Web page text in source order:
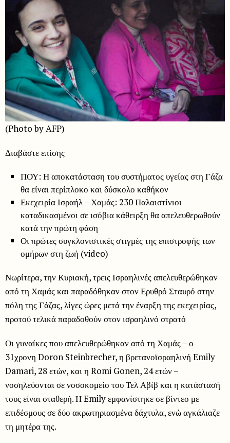
(Photo by AFP)
Διαβάστε επίσης
ΠΟΥ: Η αποκατάσταση του συστήματος υγείας στη Γάζα
θα είναι περίπλοκο και δύσκολο καθήκον
Εκεχειρία Ισραήλ – Χαμάς: 230 Παλαιστίνιοι
καταδικασμένοι σε ισόβια κάθειρξη θα απελευθερωθούν
κατά την πρώτη φάση
Οι πρώτες συγκλονιστικές στιγμές της επιστροφής των
ομήρων στη ζωή (video)
Νωρίτερα, την Κυριακή, τρεις Ισραηλινές απελευθερώθηκαν
από τη Χαμάς και παραδόθηκαν στον Ερυθρό Σταυρό στην
πόλη της Γάζας, λίγες ώρες μετά την έναρξη της εκεχειρίας,
προτού τελικά παραδοθούν στον ισραηλινό στρατό
Οι γυναίκες που απελευθερώθηκαν από τη Χαμάς – ο
31χρονη Doron Steinbrecher, η βρετανοϊσραηλινή Emily
Damari, 28 ετών, και η Romi Gonen, 24 ετών –
νοσηλεύονται σε νοσοκομείο του Τελ Αβίβ και η κατάστασή
τους είναι σταθερή. Η Emily εμφανίστηκε σε βίντεο με
επιδέσμους σε δύο ακρωτηριασμένα δάχτυλα, ενώ αγκάλιαζε
τη μητέρα της.